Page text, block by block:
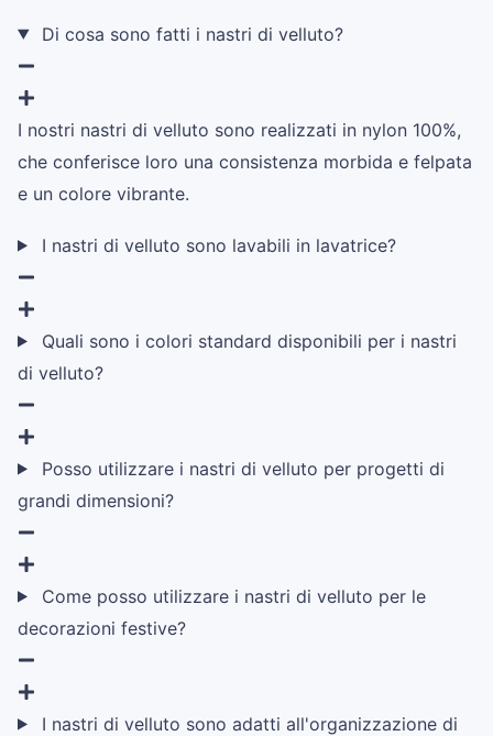
Di cosa sono fatti i nastri di velluto?
I nostri nastri di velluto sono realizzati in nylon 100%,
che conferisce loro una consistenza morbida e felpata
e un colore vibrante.
I nastri di velluto sono lavabili in lavatrice?
Quali sono i colori standard disponibili per i nastri
di velluto?
Posso utilizzare i nastri di velluto per progetti di
grandi dimensioni?
Come posso utilizzare i nastri di velluto per le
decorazioni festive?
I nastri di velluto sono adatti all'organizzazione di